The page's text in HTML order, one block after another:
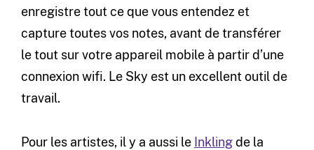
enregistre tout ce que vous entendez et
capture toutes vos notes, avant de transférer
le tout sur votre appareil mobile à partir d’une
connexion wifi. Le Sky est un excellent outil de
travail.
Pour les artistes, il y a aussi le Inklingde la